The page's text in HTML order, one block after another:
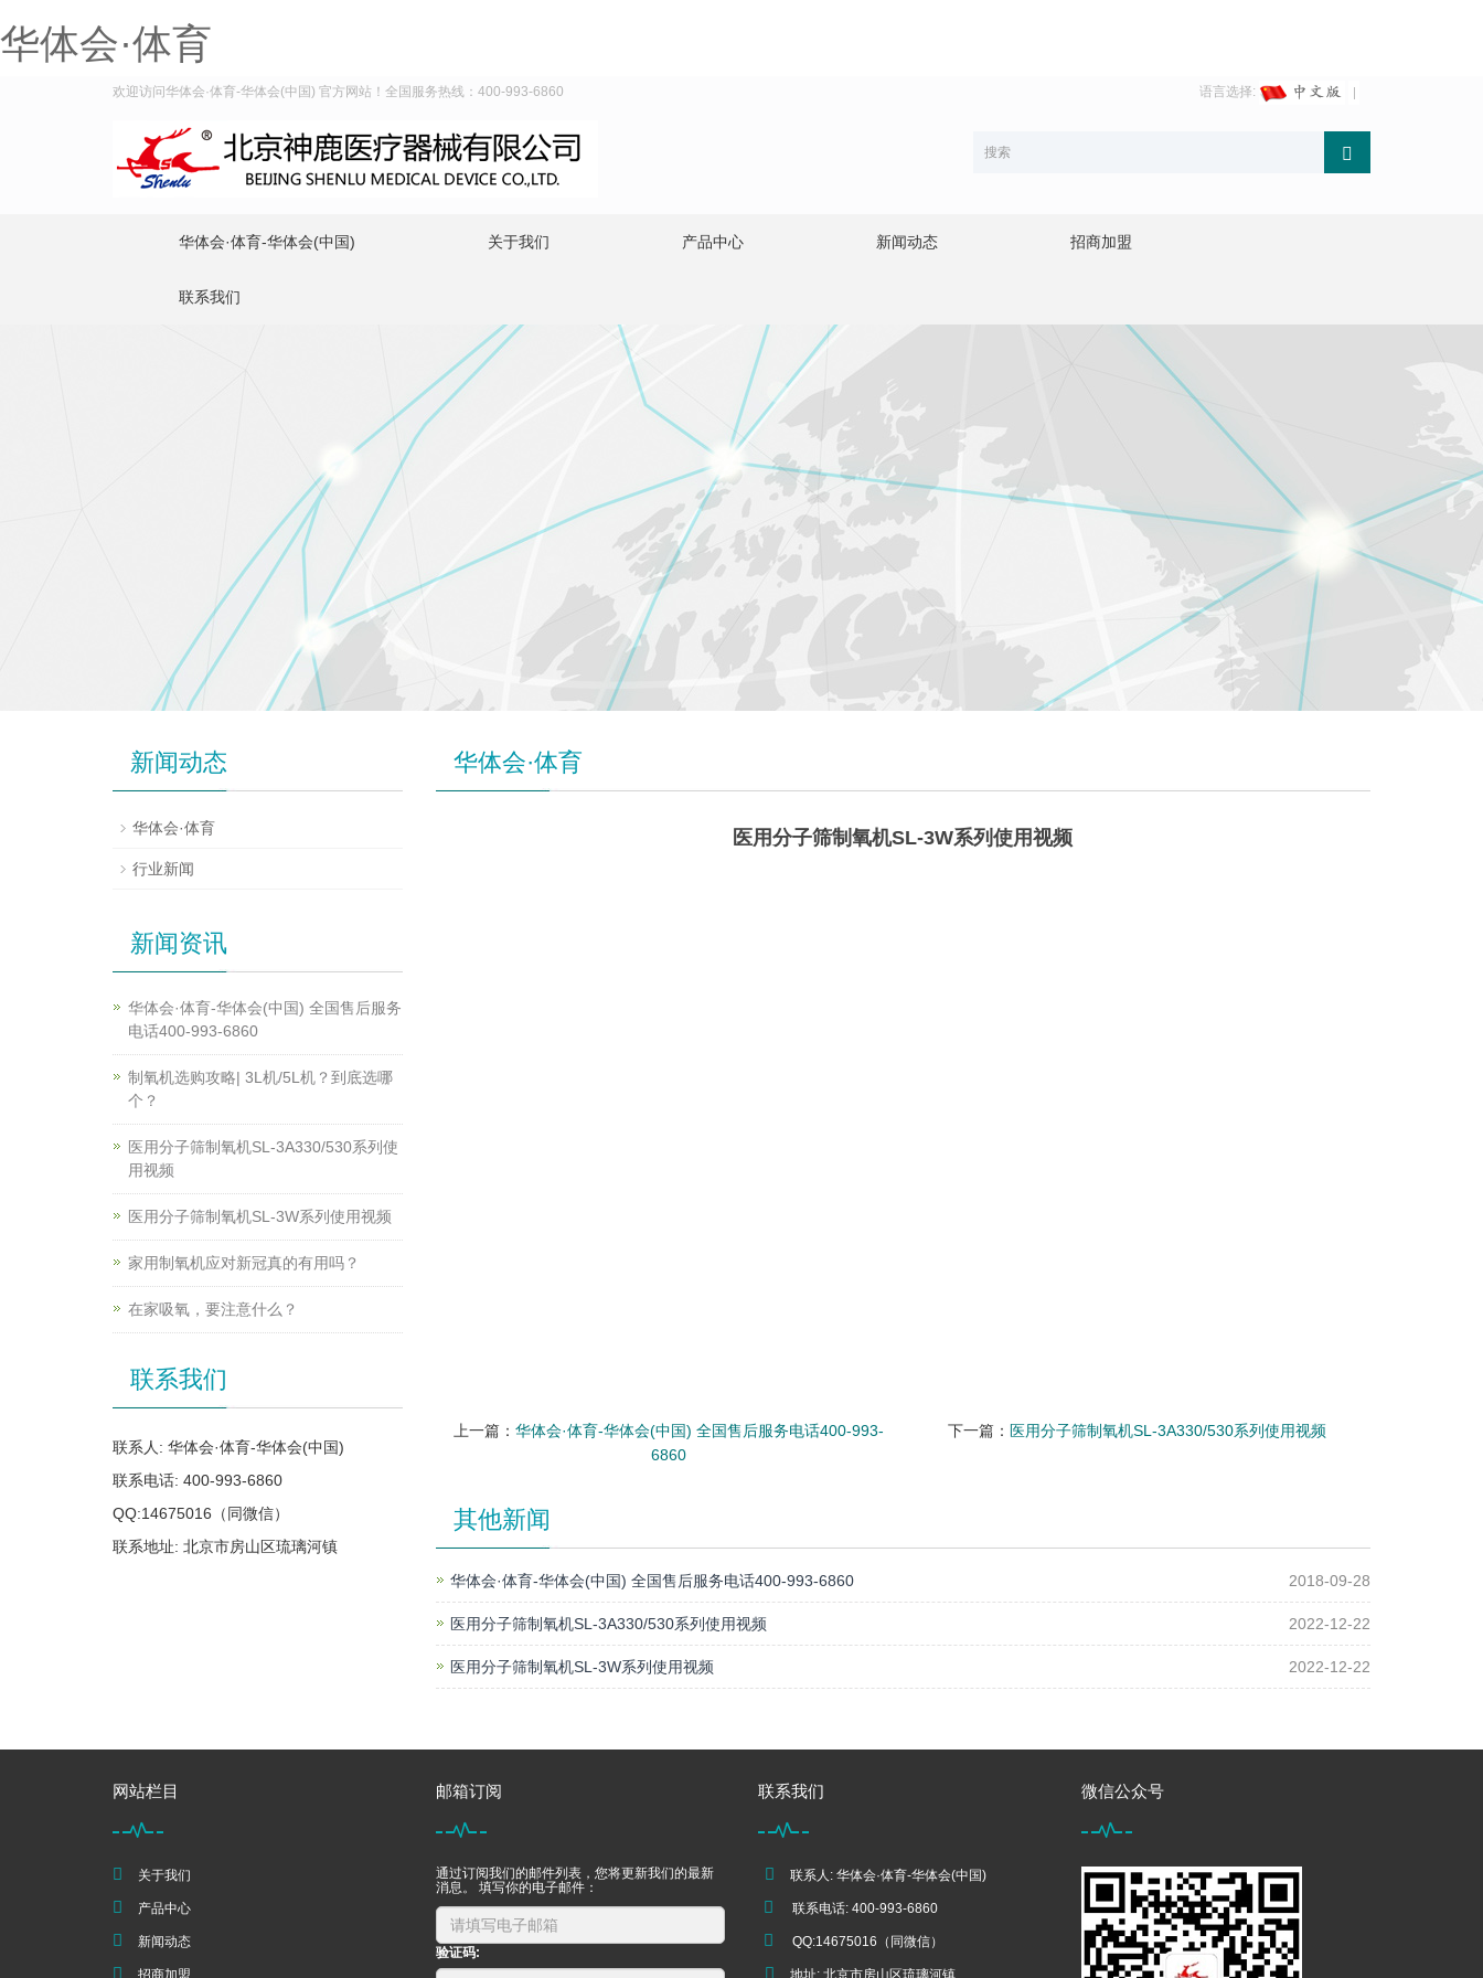
华体会·体育
欢迎访问华体会·体育-华体会(中国) 官方网站！全国服务热线：400-993-6860 语言选择:
华体会·体育-华体会(中国) 关于我们 产品中心 新闻动态 招商加盟
联系我们
华体会·体育
医用分子筛制氧机SL-3W系列使用视频
上一篇：华体会·体育-华体会(中国) 全国售后服务电话400-993-
6860
下一篇： 医用分子筛制氧机SL-3A330/530系列使用视频
其他新闻
华体会·体育-华体会(中国) 全国售后服务电话400-993-6860 2018-09-28
医用分子筛制氧机SL-3A330/530系列使用视频 2022-12-22
医用分子筛制氧机SL-3W系列使用视频 2022-12-22
新闻动态
华体会·体育
行业新闻
新闻资讯
华体会·体育-华体会(中国) 全国售后服务
电话400-993-6860
制氧机选购攻略| 3L机/5L机？到底选哪
个？
医用分子筛制氧机SL-3A330/530系列使
用视频
医用分子筛制氧机SL-3W系列使用视频
家用制氧机应对新冠真的有用吗？
在家吸氧，要注意什么？
联系我们
联系人: 华体会·体育-华体会(中国)
联系电话: 400-993-6860
QQ:14675016（同微信）
联系地址: 北京市房山区琉璃河镇
网站栏目
关于我们
产品中心
新闻动态
招商加盟
邮箱订阅
通过订阅我们的邮件列表，您将更新我们的最新
消息。 填写你的电子邮件：
验证码:
联系我们
联系人: 华体会·体育-华体会(中国)
联系电话: 400-993-6860
QQ:14675016（同微信）
地址: 北京市房山区琉璃河镇
微信公众号